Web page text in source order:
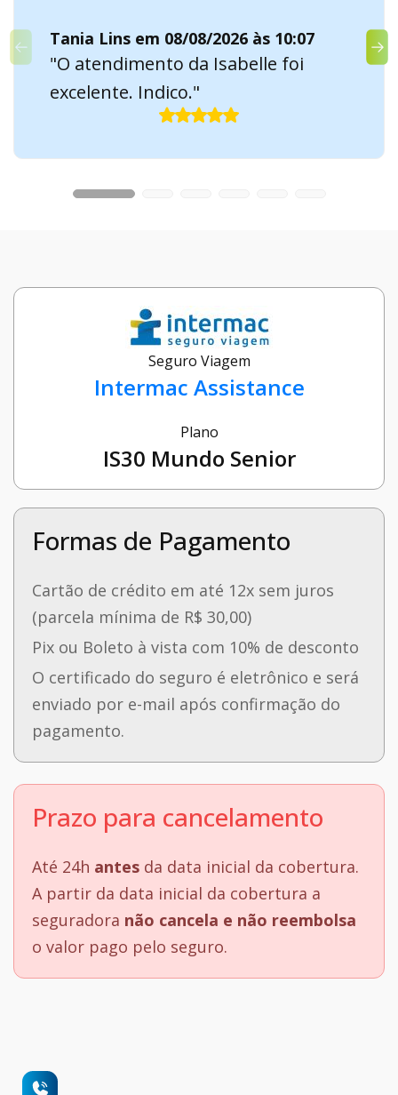
Tania Lins em 08/08/2026 às 10:07
"O atendimento da Isabelle foi
excelente. Indico."
Seguro Viagem
Intermac Assistance
Plano
IS30 Mundo Senior
Formas de Pagamento
Cartão de crédito em até 12x sem juros
(parcela mínima de R$ 30,00)
Pix ou Boleto à vista com 10% de desconto
O certificado do seguro é eletrônico e será
enviado por e-mail após confirmação do
pagamento.
Prazo para cancelamento
Até 24h antes da data inicial da cobertura.
A partir da data inicial da cobertura a
seguradora não cancela e não reembolsa
o valor pago pelo seguro.